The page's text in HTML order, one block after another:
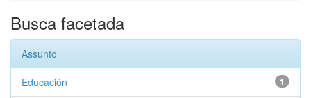
Busca facetada
Assunto
1
Educación